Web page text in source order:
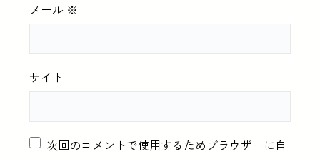
メール ※
サイト
次回のコメントで使用するためブラウザーに自